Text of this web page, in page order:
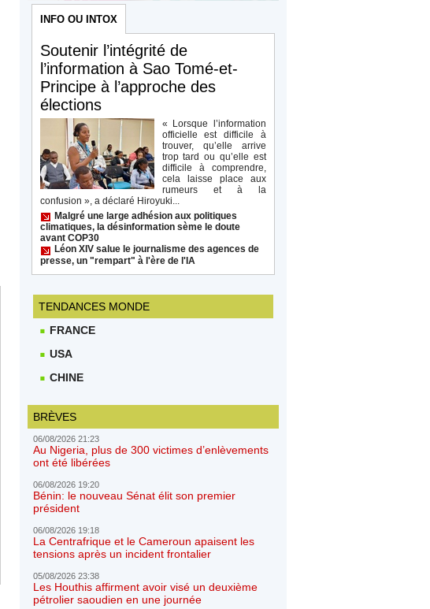
INFO OU INTOX
Soutenir l’intégrité de
l’information à Sao Tomé-et-
Principe à l’approche des
élections
« Lorsque l’information
officielle est difficile à
trouver, qu’elle arrive
trop tard ou qu’elle est
difficile à comprendre,
cela laisse place aux
rumeurs et à la
confusion », a déclaré Hiroyuki...
Malgré une large adhésion aux politiques
climatiques, la désinformation sème le doute
avant COP30
Léon XIV salue le journalisme des agences de
presse, un "rempart" à l'ère de l'IA
TENDANCES MONDE
FRANCE
USA
CHINE
BRÈVES
06/08/2026 21:23
Au Nigeria, plus de 300 victimes d’enlèvements
ont été libérées
06/08/2026 19:20
Bénin: le nouveau Sénat élit son premier
président
06/08/2026 19:18
La Centrafrique et le Cameroun apaisent les
tensions après un incident frontalier
05/08/2026 23:38
Les Houthis affirment avoir visé un deuxième
pétrolier saoudien en une journée